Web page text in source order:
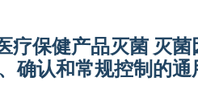
疗保健产品灭菌 灭
确认和常规控制的通